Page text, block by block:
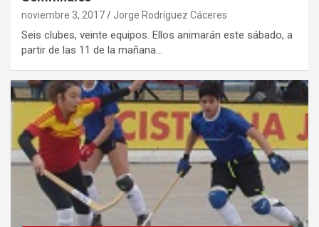
noviembre 3, 2017 Jorge Rodríguez Cáceres
Seis clubes, veinte equipos. Ellos animarán este sábado, a
partir de las 11 de la mañana…